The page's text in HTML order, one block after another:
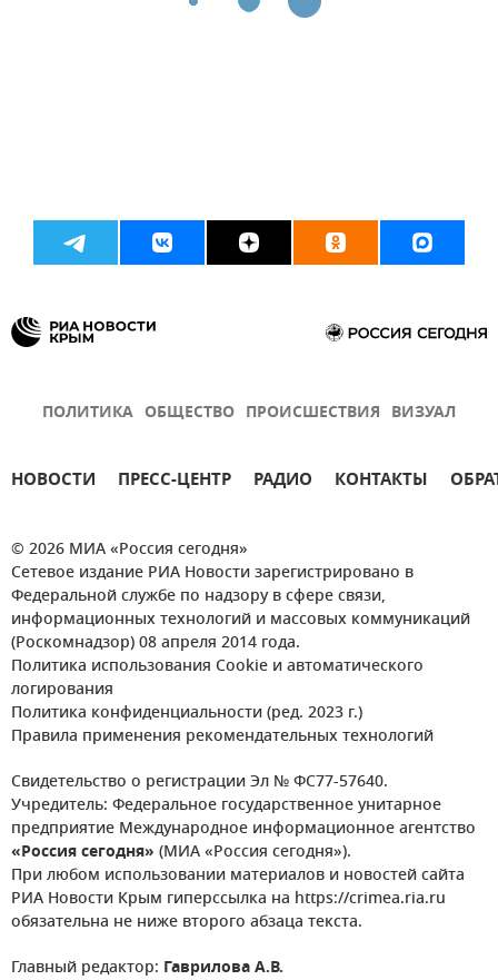
ПОЛИТИКА ОБЩЕСТВО ПРОИСШЕСТВИЯ ВИЗУАЛ
НОВОСТИ ПРЕСС-ЦЕНТР РАДИО КОНТАКТЫ
© 2026 МИА «Россия сегодня»
Сетевое издание РИА Новости зарегистрировано в
Федеральной службе по надзору в сфере связи,
информационных технологий и массовых коммуникаций
(Роскомнадзор) 08 апреля 2014 года.
Политика использования Cookie и автоматического
логирования
Политика конфиденциальности (ред. 2023 г.)
Правила применения рекомендательных технологий
Свидетельство о регистрации Эл № ФС77-57640.
Учредитель: Федеральное государственное унитарное
предприятие Международное информационное агентство
«Россия сегодня» (МИА «Россия сегодня»).
При любом использовании материалов и новостей сайта
РИА Новости Крым гиперссылка на https://crimea.ria.ru
обязательна не ниже второго абзаца текста.
Главный редактор: Гаврилова А.В.